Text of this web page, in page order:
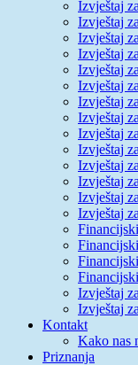
Izvještaj
Izvještaj
Izvještaj
Izvještaj
Izvještaj
Izvještaj
Izvještaj
Izvještaj
Izvještaj
Izvještaj
Izvještaj
Izvještaj
Izvještaj
Izvještaj
Izvještaj
Izvještaj
Kontakt
Kako nas
Priznanja